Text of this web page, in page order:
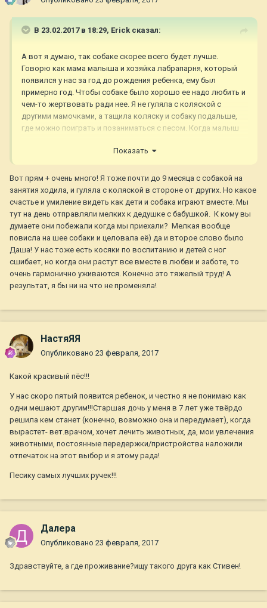
В 23.02.2017 в 18:29, Erick сказал:
А вот я думаю, так собаке скорее всего будет лучше.
Говорю как мама малыша и хозяйка лабрапарня, который
появился у нас за год до рождения ребенка, ему был
примерно год. Чтобы собаке было хорошо ее надо любить и
чем-то жертвовать ради нее. Я не гуляла с коляской с
другими мамочками, а тащила коляску и собаку подальше,
где можно поиграть и позаниматься с песом. Когда малыш
раз в день. И мама должна спокойно относиться к тому, что
хвоста. Всю беременность я посвятила дрессировке. И
таких нюансов много и только любовь к собаке помогает не
нервничать, не раздражаться, а воспринимать все как
должное. Если хозяева осознают, что не справляются, не
хотят и т.д., то это честнее по отношению к собаке, чем он
потом будем неприкаянным призраком где-нибудь на
балконе или в коморке.
Мальчик молодой и очень красивый, он обязательно найдет
свою семью и будет самым счастливым и любимым. Удачи
парню!
Показать
Вот прям + очень много! Я тоже почти до 9 месяца с собакой на
занятия ходила, и гуляла с коляской в стороне от других. Но какое
счастье и умиление видеть как дети и собака играют вместе. Мы
тут на день отправляли мелких к дедушке с бабушкой. К кому вы
думаете они побежали когда мы приехали? Мелкая вообще
повисла на шее собаки и целовала её) да и второе слово было
Даша! У нас тоже есть косяки по воспитанию и детей с ног
сшибает, но когда они растут все вместе в любви и заботе, то
очень гармонично уживаются. Конечно это тяжелый труд! А
результат, я бы ни на что не променяла!
НастяЯЯ
Опубликовано 23 февраля, 2017
Какой красивый пёс!!!
У нас скоро пятый появится ребенок, и честно я не понимаю как
одни мешают другим!!!Старшая дочь у меня в 7 лет уже твёрдо
решила кем станет (конечно, возможно она и передумает), когда
вырастет- вет.врачом, хочет лечить животных, да, мои увлечения
животными, постоянные передержки/пристройства наложили
отпечаток на этот выбор и я этому рада!
Песику самых лучших ручек!!!
Далера
Опубликовано 23 февраля, 2017
Здравствуйте, а где проживание?ищу такого друга как Стивен!